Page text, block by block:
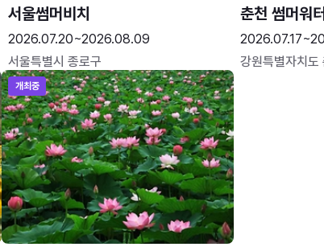
서울썸머비치
2026.07.20~2026.08.09
서울특별시 종로구
춘천 썸머워
강원특별자치도
개최중